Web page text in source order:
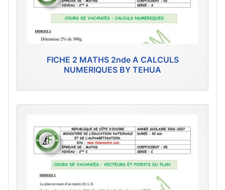
FICHE 2 MATHS 2nde A CALCULS
NUMERIQUES BY TEHUA